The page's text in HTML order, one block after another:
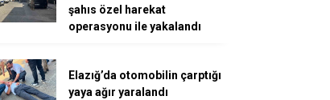
şahıs özel harekat
operasyonu ile yakalandı
Elazığ’da otomobilin çarptığı
yaya ağır yaralandı